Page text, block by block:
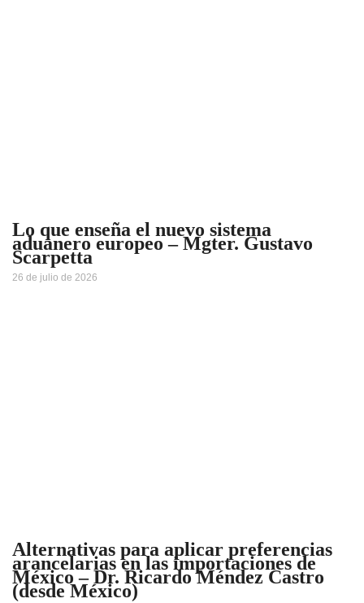
Lo que enseña el nuevo sistema
aduanero europeo – Mgter. Gustavo
Scarpetta
26 de julio de 2026
Alternativas para aplicar preferencias
arancelarias en las importaciones de
México – Dr. Ricardo Méndez Castro
(desde México)